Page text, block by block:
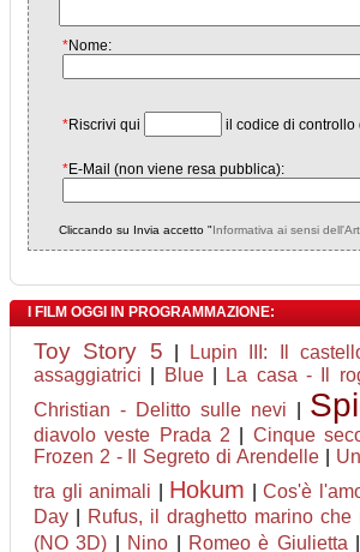
*Nome:
*Riscrivi qui il codice di controllo
*E-Mail (non viene resa pubblica):
Cliccando su Invia accetto "Informativa ai sensi
I FILM OGGI IN PROGRAMMAZIONE:
Toy Story 5 Lupin III: Il
assaggiatrici
Blue| La casa - Il
Christian - Delitto sulle nevi
diavolo veste Prada 2 Cinque
Frozen 2 - Il Segreto di Arendelle|
tra gli animali
Hokum |Cos'è
Day
Rufus, il draghetto marino
(NO 3D)
Nino Romeo è Giulietta